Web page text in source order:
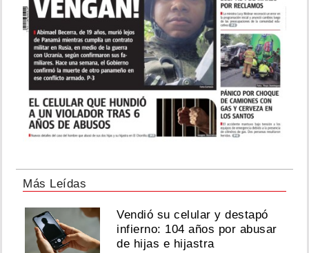
Más Leídas
Vendió su celular y destapó
infierno: 104 años por abusar
de hijas e hijastra